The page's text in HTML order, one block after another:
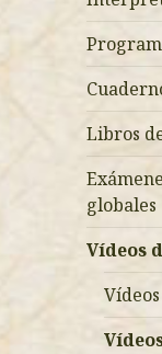
Libros
globales
Vídeos
Vídeos